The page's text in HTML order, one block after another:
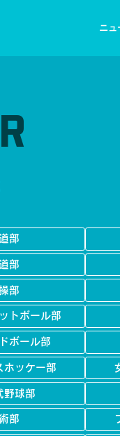
ニュ
部
部
部
トボール部
ボール部
ホッケー部
野球部
部